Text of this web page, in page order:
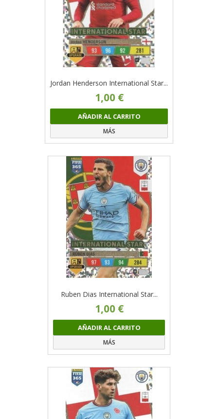
Jordan Henderson International Star...
1,00 €
AÑADIR AL CARRITO
MÁS
Ruben Dias International Star...
1,00 €
AÑADIR AL CARRITO
MÁS